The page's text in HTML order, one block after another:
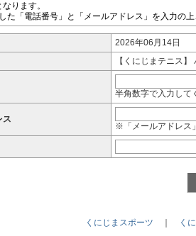
ります。
た「電話番号」と「メールアドレス」を入力の
2026年06月14日
【くにじまテニス
半角数字で入力して
ス
※「メールアドレス
くにじまスポーツ く